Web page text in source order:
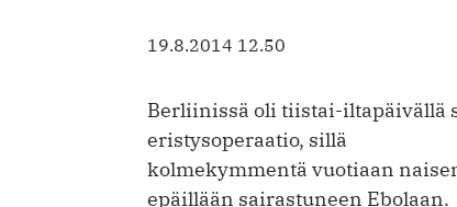
19.8.2014 12.50
Berliinissä oli tiistai-iltapäivällä
eristysoperaatio, sillä
kolmekymmentä vuotiaan
epäillään sairastuneen Ebolaan.